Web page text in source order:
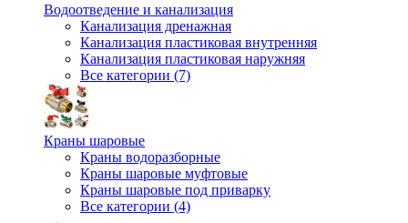
Водоотведение и канализация
Канализация дренажная
Канализация пластиковая внутренняя
Канализация пластиковая наружняя
Все категории (7)
Краны шаровые
Краны водоразборные
Краны шаровые муфтовые
Краны шаровые под приварку
Все категории (4)